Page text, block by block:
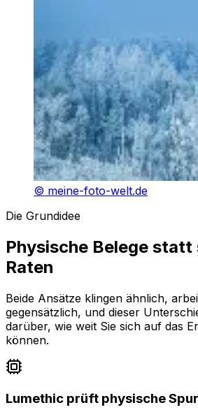
© meine-foto-welt.de
Die Grundidee
Physische Belege
Raten
Beide Ansätze klingen ähnlich,
gegensätzlich, und dieser
darüber, wie weit Sie sich auf das
können.
Lumethic prüft physische